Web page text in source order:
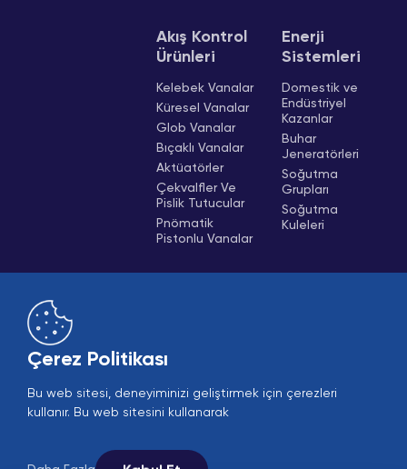
Akış Kontrol
Ürünleri
Kelebek Vanalar
Küresel Vanalar
Glob Vanalar
Bıçaklı Vanalar
Aktüatörler
Çekvalfler Ve
Pislik Tutucular
Pnömatik
Pistonlu Vanalar
Enerji
Sistemleri
Domestik ve
Endüstriyel
Kazanlar
Buhar
Jeneratörleri
Soğutma
Grupları
Soğutma
Kuleleri
Online SatışB2B Giriş
Sosyal medyada bizi takip edin.
Çerez Politikası
Bu web sitesi, deneyiminizi geliştirmek için çerezleri
kullanır. Bu web sitesini kullanarak